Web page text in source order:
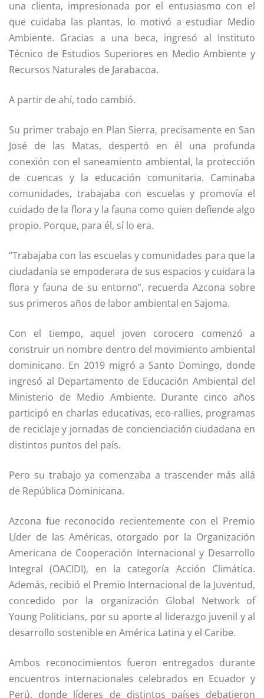
una clienta, impresionada por el entusiasmo con el
que cuidaba las plantas, lo motivó a estudiar Medio
Ambiente. Gracias a una beca, ingresó al Instituto
Técnico de Estudios Superiores en Medio Ambiente y
Recursos Naturales de Jarabacoa.
A partir de ahí, todo cambió.
Su primer trabajo en Plan Sierra, precisamente en San
José de las Matas, despertó en él una profunda
conexión con el saneamiento ambiental, la protección
de cuencas y la educación comunitaria. Caminaba
comunidades, trabajaba con escuelas y promovía el
cuidado de la flora y la fauna como quien defiende algo
propio. Porque, para él, sí lo era.
“Trabajaba con las escuelas y comunidades para que la
ciudadanía se empoderara de sus espacios y cuidara la
flora y fauna de su entorno”, recuerda Azcona sobre
sus primeros años de labor ambiental en Sajoma.
Con el tiempo, aquel joven corocero comenzó a
construir un nombre dentro del movimiento ambiental
dominicano. En 2019 migró a Santo Domingo, donde
ingresó al Departamento de Educación Ambiental del
Ministerio de Medio Ambiente. Durante cinco años
participó en charlas educativas, eco-rallies, programas
de reciclaje y jornadas de concienciación ciudadana en
distintos puntos del país.
Pero su trabajo ya comenzaba a trascender más allá
de República Dominicana.
Azcona fue reconocido recientemente con el Premio
Líder de las Américas, otorgado por la Organización
Americana de Cooperación Internacional y Desarrollo
Integral (OACIDI), en la categoría Acción Climática.
Además, recibió el Premio Internacional de la Juventud,
concedido por la organización Global Network of
Young Politicians, por su aporte al liderazgo juvenil y al
desarrollo sostenible en América Latina y el Caribe.
Ambos reconocimientos fueron entregados durante
encuentros internacionales celebrados en Ecuador y
Perú, donde líderes de distintos países debatieron